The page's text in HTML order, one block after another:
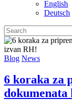
English
Deutsch
Blog News
6 koraka za